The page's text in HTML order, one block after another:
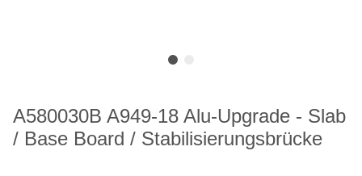
A580030B A949-18 Alu-Upgrade - Slab
/ Base Board / Stabilisierungsbrücke